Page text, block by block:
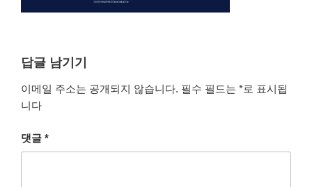
답글 남기기
이메일 주소는 공개되지 않습니다. 필수 필드는 *로 표시됩
니다
댓글 *